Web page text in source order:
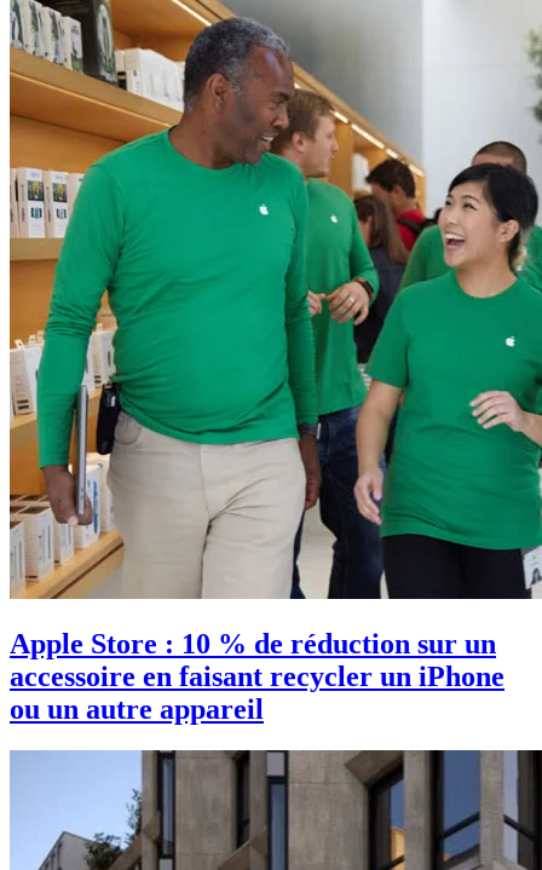
Apple Store : 10 % de réduction sur un
accessoire en faisant recycler un iPhone
ou un autre appareil